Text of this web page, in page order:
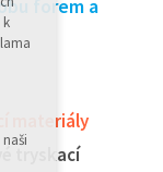
forem a
materiály
tryskací